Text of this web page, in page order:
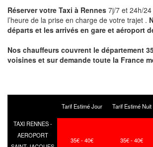
Réserver votre Taxi à Rennes 7j/7 et 24h/24
l’heure de la prise en charge de votre trajet .
départs et les arrivés en gare et aéroport
Nos chauffeurs couvrent le département
voisines et sur demande toute la France
Tarif Estimé Jour Tarif Estimé Nuit
TAXI RENNES -
AEROPORT
35€ - 40€ 35€ - 40€